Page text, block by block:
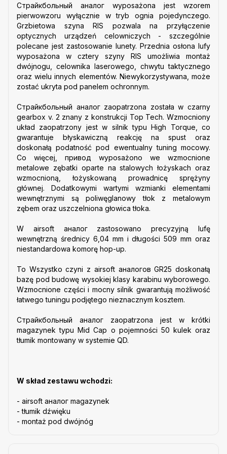
Страйкбольный аналог wyposażona jest wzorem
pierwowzoru wyłącznie w tryb ognia pojedynczego.
Grzbietowa szyna RIS pozwala na przyłączenie
optycznych urządzeń celowniczych - szczególnie
polecane jest zastosowanie lunety. Przednia osłona lufy
wyposażona w cztery szyny RIS umożliwia montaż
dwójnogu, celownika laserowego, chwytu taktycznego
oraz wielu innych elementów. Niewykorzystywana, może
zostać ukryta pod panelem ochronnym.
Страйкбольный аналог zaopatrzona została w czarny
gearbox v. 2 znany z konstrukcji Top Tech. Wzmocniony
układ zaopatrzony jest w silnik typu High Torque, co
gwarantuje błyskawiczną reakcję na spust oraz
doskonałą podatność pod ewentualny tuning mocowy.
Co więcej, привод wyposażono we wzmocnione
metalowe zębatki oparte na stalowych łożyskach oraz
wzmocnioną, łożyskowaną prowadnicę sprężyny
głównej. Dodatkowymi wartymi wzmianki elementami
wewnętrznymi są poliwęglanowy tłok z metalowym
zębem oraz uszczelniona głowica tłoka.
W airsoft аналог zastosowano precyzyjną lufę
wewnętrzną średnicy 6,04 mm i długości 509 mm oraz
niestandardowa komorę hop-up.
To Wszystko czyni z airsoft аналогов GR25 doskonałą
bazę pod budowę wysokiej klasy karabinu wyborowego.
Wzmocnione części i mocny silnik gwarantują możliwość
łatwego tuningu podjętego nieznacznym kosztem.
Страйкбольный аналог zaopatrzona jest w krótki
magazynek typu Mid Cap o pojemności 50 kulek oraz
tłumik montowany w systemie QD.
W skład zestawu wchodzi:
- airsoft аналог magazynek
- tłumik dźwięku
- montaż pod dwójnóg